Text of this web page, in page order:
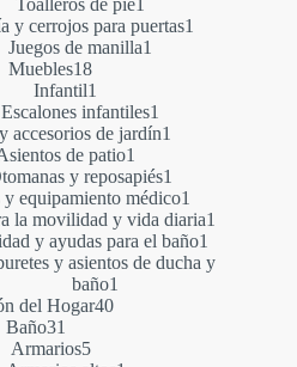
Toalleros de pie1
producto
y cerrojos para puertas1
Juegos de manilla1
Muebles1818
productos
Infantil1
producto
Escalones infantiles1
producto
accesorios de jardín1
de patio1
producto
y reposapiés1
producto
y equipamiento médico1
producto
la movilidad y vida diaria1
y ayudas para el baño1
producto
y asientos de ducha y
baño1
del Hogar4040
Baño31
productos
Armarios55